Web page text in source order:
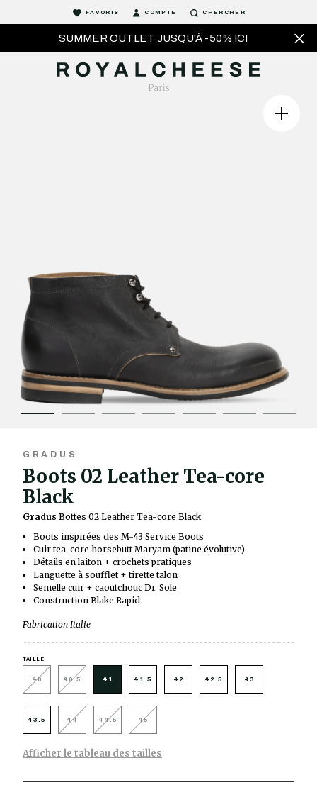
SUMMER OUTLET JUSQU'À -50% ICI
FAVORIS COMPTE CHERCHER
GRADUS
Boots 02 Leather Tea-core
Black
Gradus Bottes 02 Leather Tea-core Black
Boots inspirées des M-43 Service Boots
Cuir tea-core horsebutt Maryam (patine évolutive)
Détails en laiton + crochets pratiques
Languette à soufflet + tirette talon
Semelle cuir + caoutchouc Dr. Sole
Construction Blake Rapid
Fabrication Italie
TAILLE
40 40.5 41 41.5 42 42.5 43
43.5 44 44.5 45
Afficher le tableau des tailles